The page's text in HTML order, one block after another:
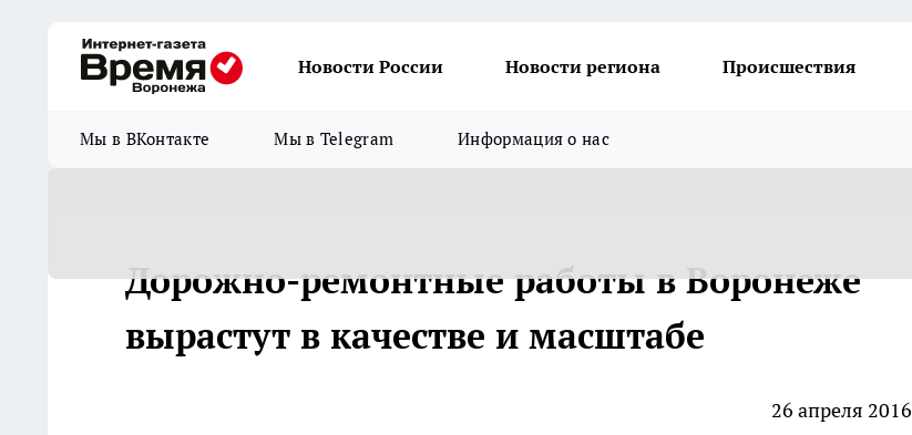
Новости России Новости региона Происшествия
Мы в ВКонтакте Мы в Telegram Информация о нас
Дорожно-ремонтные работы в Воронеже
вырастут в качестве и масштабе
26 апреля 2016